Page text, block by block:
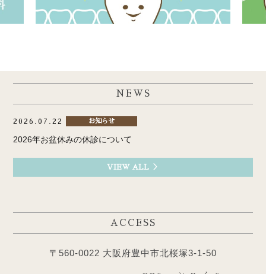
NEWS
2026.07.22 お知らせ
2026年お盆休みの休診について
VIEW ALL ＞
ACCESS
〒560-0022 大阪府豊中市北桜塚3-1-50